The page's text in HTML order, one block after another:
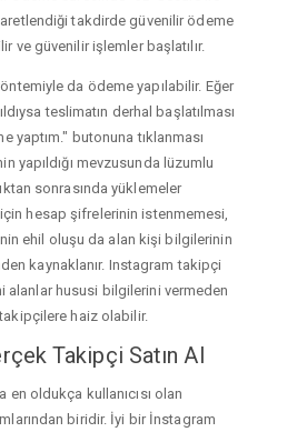
takdirde güvenilir ödeme
ve güvenilir işlemler başlatılır.
da ödeme yapılabilir. Eğer
teslimatın derhal başlatılması
yaptım." butonuna tıklanması
yapıldığı mevzusunda lüzumlu
sonrasında yüklemeler
için hesap şifrelerinin istenmemesi,
ehil oluşu da alan kişi bilgilerinin
kaynaklanır. Instagram takipçi
alanlar hususi bilgilerini vermeden
haiz olabilir.
Takipçi Satın Al
en oldukça kullanıcısı olan
biridir. İyi bir İnstagram